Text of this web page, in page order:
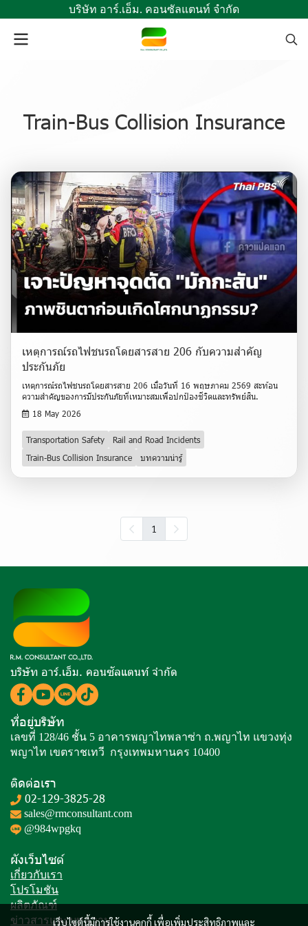
บริษัท อาร์.เอ็ม. คอนซัลแตนท์ จำกัด
Train-Bus Collision Insurance
เหตุการณ์รถไฟชนรถโดยสารสาย 206 กับความสำคัญ
ประกันภัย
เหตุการณ์รถไฟชนรถโดยสารสาย 206 เมื่อวันที่ 16 พฤษภาคม 2569 สะท้อน
ความสำคัญของการมีประกันภัยที่เหมาะสมเพื่อปกป้องชีวิตและทรัพย์สิน.
18 May 2026
Transportation Safety
Rail and Road Incidents
Train-Bus Collision Insurance
บทความน่ารู้
1
เว็บไซต์นี้มีการใช้งานคุกกี้ เพื่อเพิ่มประสิทธิภาพและ
บริษัท อาร์.เอ็ม. คอนซัลแตนท์ จำกัด
ที่อยู่บริษัท
เลขที่ 128/46 ชั้น 5 อาคารพญาไทพลาซ่า ถ.พญาไท แขวงทุ่ง
พญาไท เขตราชเทวี กรุงเทพมหานคร 10400
ติดต่อเรา
02-129-3825-28
sales@rmconsultant.com
@984wpgkq
ผังเว็บไซต์
เกี่ยวกับเรา
โปรโมชัน
ผลิตภัณฑ์
ข่าวสารและบทความ